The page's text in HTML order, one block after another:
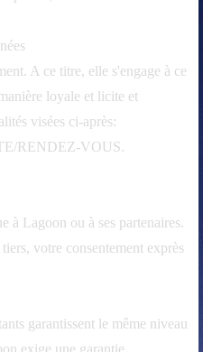
A ce titre, elle s'engage à ce
loyale et licite et
visées ci-après:
RENDEZ-VOUS.
à Lagoon ou à ses partenaires.
votre consentement exprès
garantissent le même niveau
exige une garantie